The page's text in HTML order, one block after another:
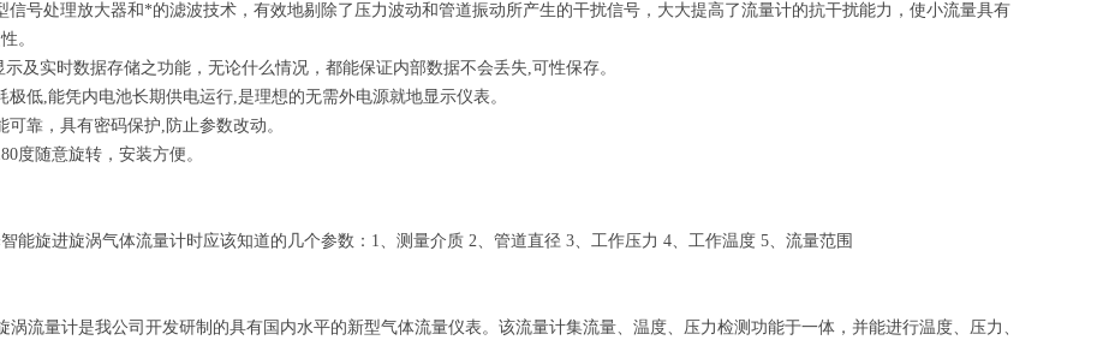
信号处理放大器和*的滤波技术，有效地剔除了压力波动和管道振动所产生的干扰信号，大大提高了流量计的抗干扰能力，使小流量具有
。
及实时数据存储之功能，无论什么情况，都能保证内部数据不会丢失,可性保存。
极低,能凭内电池长期供电运行,是理想的无需外电源就地显示仪表。
可靠，具有密码保护,防止参数改动。
度随意旋转，安装方便。
能旋进旋涡气体流量计时应该知道的几个参数：1、测量介质 2、管道直径 3、工作压力 4、工作温度 5、流量范围
涡流量计是我公司开发研制的具有国内水平的新型气体流量仪表。该流量计集流量、温度、压力检测功能于一体，并能进行温度、压力、